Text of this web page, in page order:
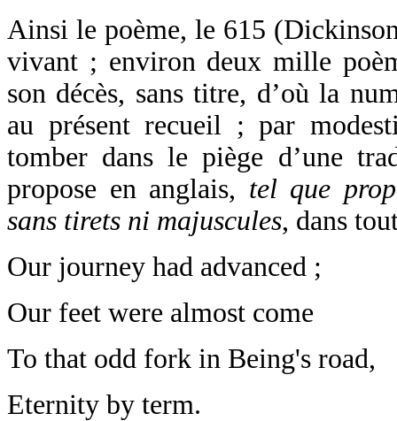
Ainsi le poème, le 615
vivant ; environ deux mille
son décès, sans titre, d’où la
au présent recueil ; par
tomber dans le piège d’une
propose en anglais, tel que
sans tirets ni majuscules, dans
Our journey had advanced ;
Our feet were almost come
To that odd fork in Being's road,
Eternity by term.